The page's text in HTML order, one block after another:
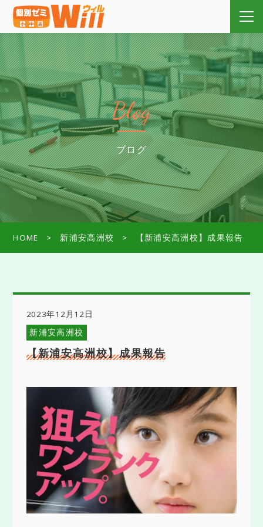
Blog
ブログ
HOME 新浦安高洲校 【新浦安高洲校】成果報告
2023年12月12日
新浦安高洲校
【新浦安高洲校】成果報告